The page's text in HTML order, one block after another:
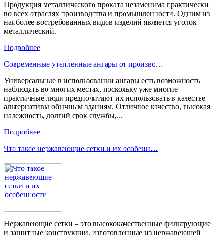
Продукция металлического проката незаменима практически
во всех отраслях производства и промышленности. Одним из
наиболее востребованных видов изделий является уголок
металлический.
Подробнее
Современные утепленные ангары от произво…
Универсальные в использовании ангары есть возможность
наблюдать во многих местах, поскольку уже многие
практичные люди предпочитают их использовать в качестве
альтернативы обычным зданиям. Отличное качество, высокая
надежность, долгий срок службы,...
Подробнее
Что такое нержавеющие сетки и их особенн…
Нержавеющие сетки – это высококачественные фильтрующие
и защитные конструкции, изготовленные из нержавеющей